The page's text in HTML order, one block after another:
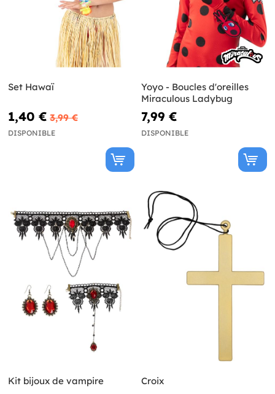
Set Hawaï
1,40 € 3,99 €
DISPONIBLE
Yoyo - Boucles d'oreilles
Miraculous Ladybug
7,99 €
DISPONIBLE
Kit bijoux de vampire Croix